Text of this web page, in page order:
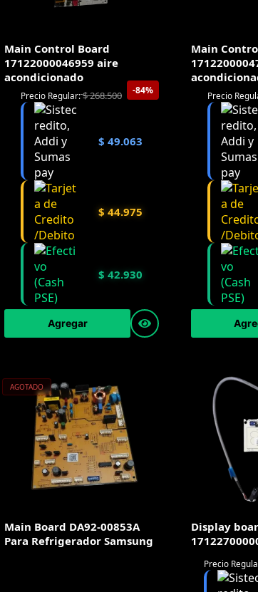
Main Control Board
17122000046959 aire
acondicionado
-84%
Precio Regular:$268.500
$ 49.063
$ 44.975
$ 42.930
Agregar
Main
Precio
AGOTADO
Main Board DA92-00853A
Para Refrigerador Samsung
Display
Precio